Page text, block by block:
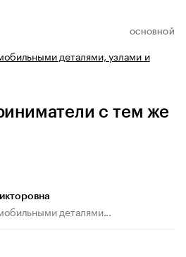
ОСНОВНОЙ
деталями, узлами и
с тем же
деталями...